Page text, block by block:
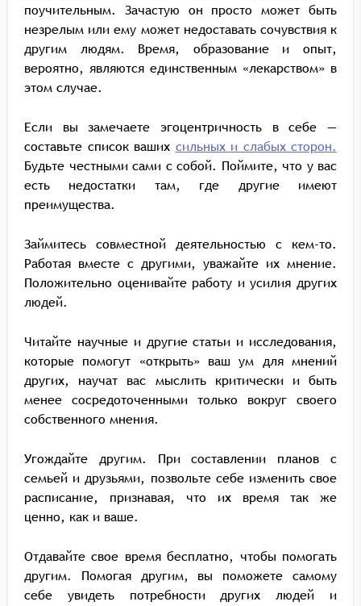
поучительным. Зачастую он просто может быть
незрелым или ему может недоставать сочувствия к
другим людям. Время, образование и опыт,
вероятно, являются единственным «лекарством» в
этом случае.
Если вы замечаете эгоцентричность в себе —
составьте список ваших сильных и слабых сторон.
Будьте честными сами с собой. Поймите, что у вас
есть недостатки там, где другие имеют
преимущества.
Займитесь совместной деятельностью с кем-то.
Работая вместе с другими, уважайте их мнение.
Положительно оценивайте работу и усилия других
людей.
Читайте научные и другие статьи и исследования,
которые помогут «открыть» ваш ум для мнений
других, научат вас мыслить критически и быть
менее сосредоточенными только вокруг своего
собственного мнения.
Угождайте другим. При составлении планов с
семьей и друзьями, позвольте себе изменить свое
расписание, признавая, что их время так же
ценно, как и ваше.
Отдавайте свое время бесплатно, чтобы помогать
другим. Помогая другим, вы поможете самому
себе увидеть потребности других людей и